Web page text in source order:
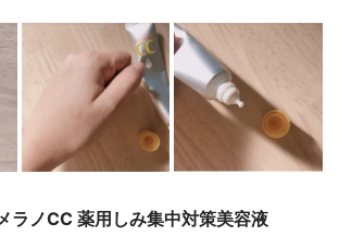
ラノCC 薬用しみ集中対策美容液